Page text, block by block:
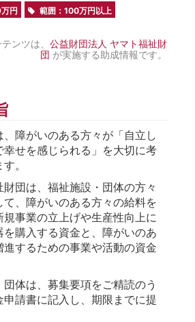
円 範囲：100万円以上
テンツは、公益財団法人 ヤマト福祉財
団 が実施する助成情報です。
障がいのある方々が「自立し
幸せを感じられる」を大切に考
。
団は、福祉施設・団体の方々
、障がいのある方々の給料を
事業の立上げや生産性向上に
を購入する資金と、障がいのあ
進するための事業や活動の資金
体は、募集要項をご精読のう
申請書に記入し、期限までに提